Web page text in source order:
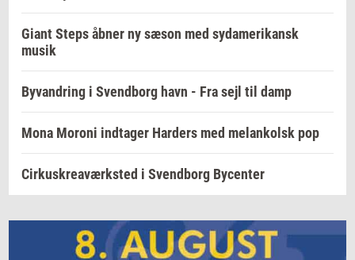
Giant Steps åbner ny sæson med sydamerikansk
musik
Byvandring i Svendborg havn - Fra sejl til damp
Mona Moroni indtager Harders med melankolsk pop
Cirkuskreaværksted i Svendborg Bycenter